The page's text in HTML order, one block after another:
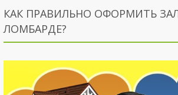
КАК ПРАВИЛЬНО ОФОРМИТЬ
ЛОМБАРДЕ?